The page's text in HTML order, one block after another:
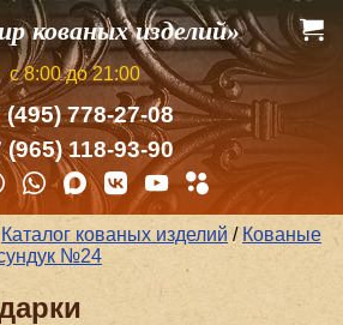
кованых изделий»
с 8:00 до 21:00
(495) 778-27-08
(965) 118-93-90
Каталог кованых изделий / Кованые
№24